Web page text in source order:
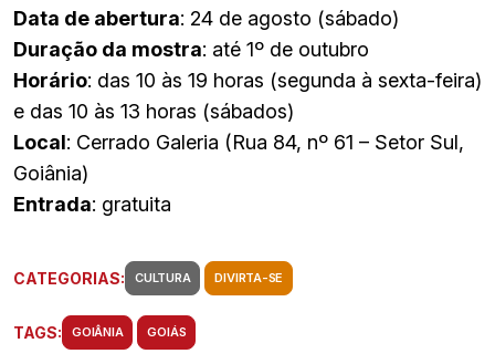
Data de abertura: 24 de agosto (sábado)
Duração da mostra: até 1º de outubro
Horário: das 10 às 19 horas (segunda à sexta-feira)
e das 10 às 13 horas (sábados)
Local: Cerrado Galeria (Rua 84, nº 61 – Setor Sul,
Goiânia)
Entrada: gratuita
CATEGORIAS: CULTURA DIVIRTA-SE
TAGS: GOIÂNIA GOIÁS